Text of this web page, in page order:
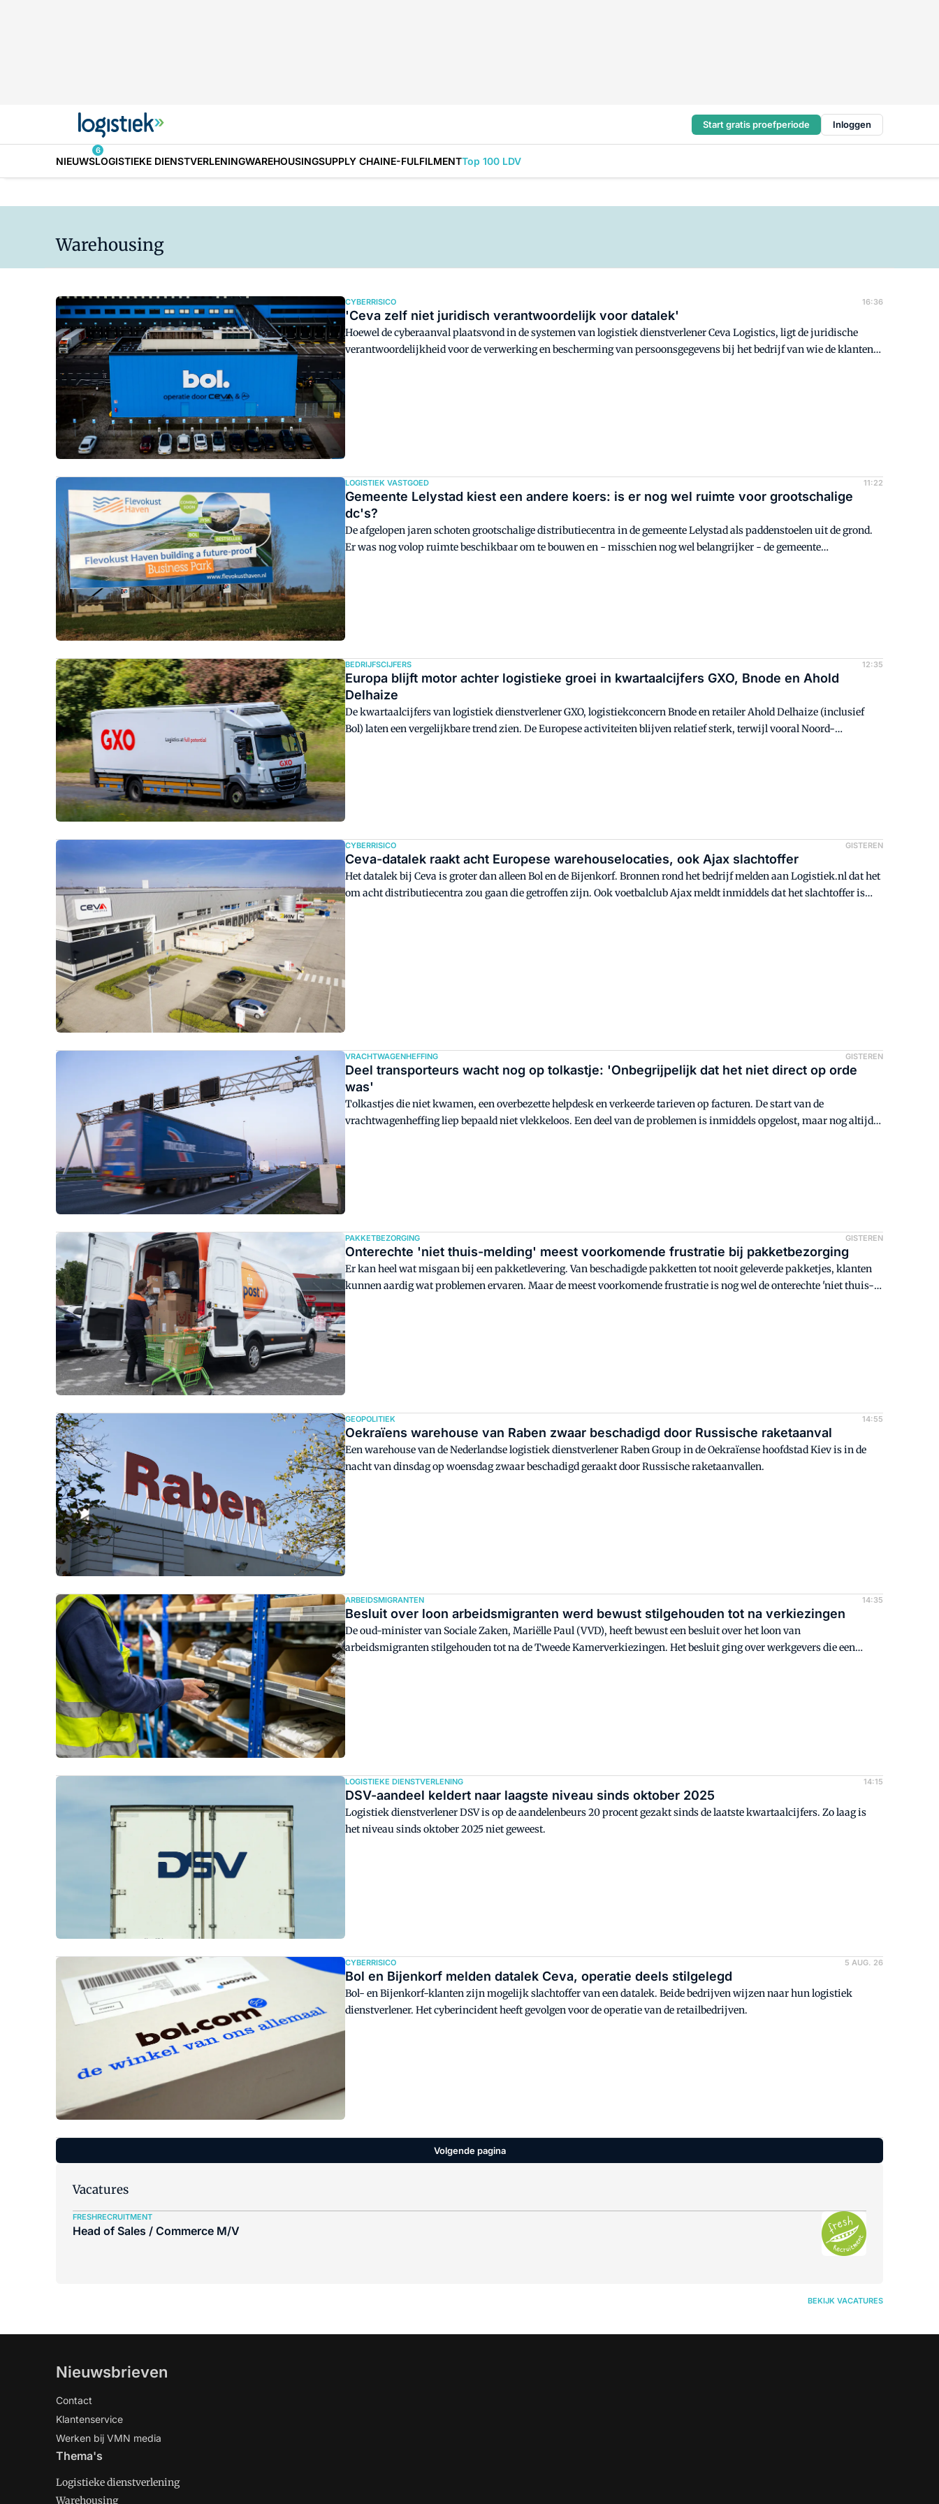
Start gratis proefperiode Inloggen
NIEUWS
6
LOGISTIEKE DIENSTVERLENINGWAREHOUSINGSUPPLY CHAINE-FULFILMENTTop 100 LDV
Warehousing
CYBERRISICO 16:36
'Ceva zelf niet juridisch verantwoordelijk voor datalek'
Hoewel de cyberaanval plaatsvond in de systemen van logistiek dienstverlener Ceva Logistics, ligt de juridische
verantwoordelijkheid voor de verwerking en bescherming van persoonsgegevens bij het bedrijf van wie de klanten
LOGISTIEK VASTGOED 11:22
Gemeente Lelystad kiest een andere koers: is er nog wel ruimte voor grootschalige
dc's?
De afgelopen jaren schoten grootschalige distributiecentra in de gemeente Lelystad als paddenstoelen uit de grond.
Er was nog volop ruimte beschikbaar om te bouwen en - misschien nog wel belangrijker - de gemeente
BEDRIJFSCIJFERS 12:35
Europa blijft motor achter logistieke groei in kwartaalcijfers GXO, Bnode en Ahold
Delhaize
De kwartaalcijfers van logistiek dienstverlener GXO, logistiekconcern Bnode en retailer Ahold Delhaize (inclusief
Bol) laten een vergelijkbare trend zien. De Europese activiteiten blijven relatief sterk, terwijl vooral Noord-
CYBERRISICO GISTEREN
Ceva-datalek raakt acht Europese warehouselocaties, ook Ajax slachtoffer
Het datalek bij Ceva is groter dan alleen Bol en de Bijenkorf. Bronnen rond het bedrijf melden aan Logistiek.nl dat het
om acht distributiecentra zou gaan die getroffen zijn. Ook voetbalclub Ajax meldt inmiddels dat het slachtoffer is
VRACHTWAGENHEFFING GISTEREN
Deel transporteurs wacht nog op tolkastje: 'Onbegrijpelijk dat het niet direct op orde
was'
Tolkastjes die niet kwamen, een overbezette helpdesk en verkeerde tarieven op facturen. De start van de
vrachtwagenheffing liep bepaald niet vlekkeloos. Een deel van de problemen is inmiddels opgelost, maar nog altijd
PAKKETBEZORGING GISTEREN
Onterechte 'niet thuis-melding' meest voorkomende frustratie bij pakketbezorging
Er kan heel wat misgaan bij een pakketlevering. Van beschadigde pakketten tot nooit geleverde pakketjes, klanten
kunnen aardig wat problemen ervaren. Maar de meest voorkomende frustratie is nog wel de onterechte 'niet thuis-
GEOPOLITIEK 14:55
Oekraïens warehouse van Raben zwaar beschadigd door Russische raketaanval
Een warehouse van de Nederlandse logistiek dienstverlener Raben Group in de Oekraïense hoofdstad Kiev is in de
nacht van dinsdag op woensdag zwaar beschadigd geraakt door Russische raketaanvallen.
ARBEIDSMIGRANTEN 14:35
Besluit over loon arbeidsmigranten werd bewust stilgehouden tot na verkiezingen
De oud-minister van Sociale Zaken, Mariëlle Paul (VVD), heeft bewust een besluit over het loon van
arbeidsmigranten stilgehouden tot na de Tweede Kamerverkiezingen. Het besluit ging over werkgevers die een
LOGISTIEKE DIENSTVERLENING 14:15
DSV-aandeel keldert naar laagste niveau sinds oktober 2025
Logistiek dienstverlener DSV is op de aandelenbeurs 20 procent gezakt sinds de laatste kwartaalcijfers. Zo laag is
het niveau sinds oktober 2025 niet geweest.
CYBERRISICO 5 AUG. 26
Bol en Bijenkorf melden datalek Ceva, operatie deels stilgelegd
Bol- en Bijenkorf-klanten zijn mogelijk slachtoffer van een datalek. Beide bedrijven wijzen naar hun logistiek
dienstverlener. Het cyberincident heeft gevolgen voor de operatie van de retailbedrijven.
Volgende pagina
Vacatures
FRESHRECRUITMENT
Head of Sales / Commerce M/V
BEKIJK VACATURES
Nieuwsbrieven
Contact
Klantenservice
Werken bij VMN media
Thema's
Logistieke dienstverlening
Warehousing